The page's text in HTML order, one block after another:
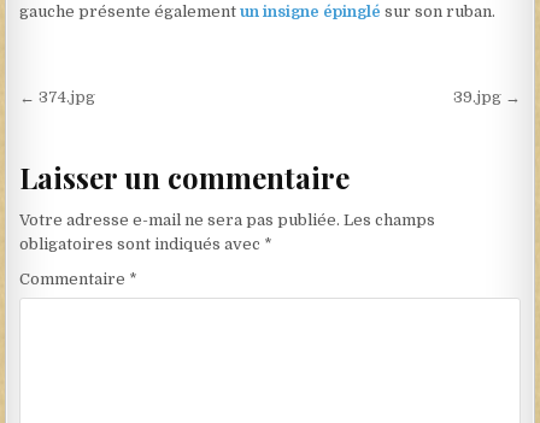
gauche présente égalementun insigne épinglé sur son ruban.
Navigation de l’article
← 374.jpg 39.jpg →
Laisser un commentaire
Votre adresse e-mail ne sera pas publiée. Les champs
obligatoires sont indiqués avec *
Commentaire *